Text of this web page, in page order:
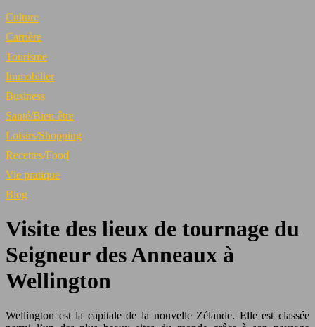
Culture
Carrière
Tourisme
Immobilier
Business
Santé/Bien-être
Loisirs/Shopping
Recettes/Food
Vie pratique
Blog
Visite des lieux de tournage du
Seigneur des Anneaux à
Wellington
Wellington est la capitale de la nouvelle Zélande. Elle est classée